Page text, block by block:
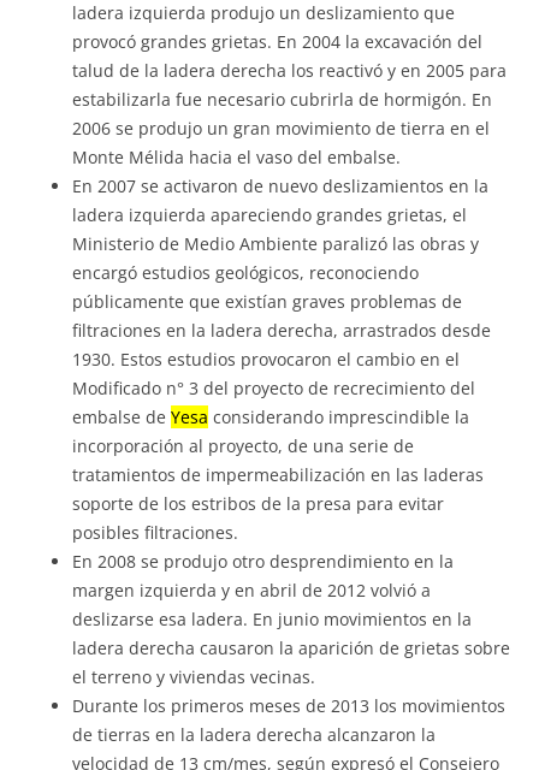
ladera izquierda produjo un deslizamiento que
provocó grandes grietas. En 2004 la excavación del
talud de la ladera derecha los reactivó y en 2005 para
estabilizarla fue necesario cubrirla de hormigón. En
2006 se produjo un gran movimiento de tierra en el
Monte Mélida hacia el vaso del embalse.
En 2007 se activaron de nuevo deslizamientos en la
ladera izquierda apareciendo grandes grietas, el
Ministerio de Medio Ambiente paralizó las obras y
encargó estudios geológicos, reconociendo
públicamente que existían graves problemas de
filtraciones en la ladera derecha, arrastrados desde
1930. Estos estudios provocaron el cambio en el
Modificado n° 3 del proyecto de recrecimiento del
embalse de Yesa considerando imprescindible la
incorporación al proyecto, de una serie de
tratamientos de impermeabilización en las laderas
soporte de los estribos de la presa para evitar
posibles filtraciones.
En 2008 se produjo otro desprendimiento en la
margen izquierda y en abril de 2012 volvió a
deslizarse esa ladera. En junio movimientos en la
ladera derecha causaron la aparición de grietas sobre
el terreno y viviendas vecinas.
Durante los primeros meses de 2013 los movimientos
de tierras en la ladera derecha alcanzaron la
velocidad de 13 cm/mes, según expresó el Consejero